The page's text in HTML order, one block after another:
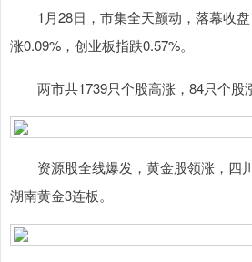
1月28日，市集全天颤动，落幕收盘
涨0.09%，创业板指跌0.57%。
两市共1739只个股高涨，84只个股
资源股全线爆发，黄金股领涨，四川
湖南黄金3连板。